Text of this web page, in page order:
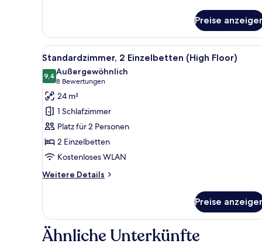
1
Queen-
Bett,
barrierefrei
(High
Floor)
Preise
Alle
Fotos
für
Standardzimmer,
2 Einzelbetten
(High
Floor)
anzeigen
Ein Hotelzimmer mit zwei
7
Standardzimmer, 2 Einzelbetten (High Floor)
9,49,4 von 10
Außergewöhnlich
8 Bewertungen
(8
Bewertungen)
24 m²
1 Schlafzimmer
Platz für 2 Personen
2 Einzelbetten
Kostenloses WLAN
Weitere Details
Weitere
2 Einzelbetten
(High
Floor)
Preise
Ähnliche Unterkünfte